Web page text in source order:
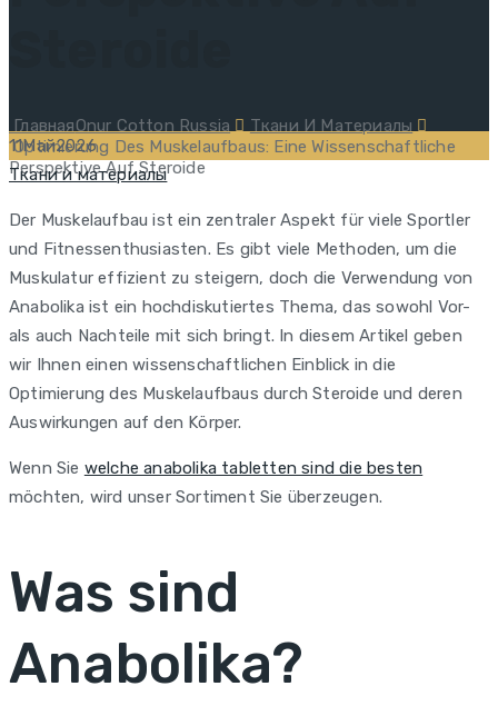
ГлавнаяOnur Cotton Russia
Ткани И Материалы
Optimierung Des Muskelaufbaus: Eine Wissenschaftliche
Perspektive Auf Steroide
11Май2026
Categories
Ткани и материалы
Der Muskelaufbau ist ein zentraler Aspekt für viele Sportler
und Fitnessenthusiasten. Es gibt viele Methoden, um die
Muskulatur effizient zu steigern, doch die Verwendung von
Anabolika ist ein hochdiskutiertes Thema, das sowohl Vor-
als auch Nachteile mit sich bringt. In diesem Artikel geben
wir Ihnen einen wissenschaftlichen Einblick in die
Optimierung des Muskelaufbaus durch Steroide und deren
Auswirkungen auf den Körper.
Wenn Sie welche anabolika tabletten sind die besten
möchten, wird unser Sortiment Sie überzeugen.
Was sind
Anabolika?